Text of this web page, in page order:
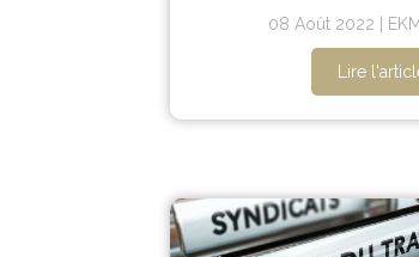
08 Août 2022
Lire